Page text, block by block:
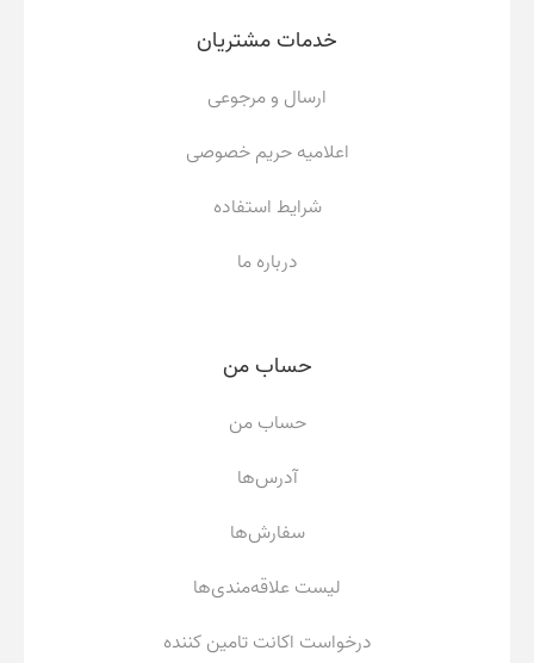
خدمات مشتریان
ارسال و مرجوعی
اعلامیه حریم خصوصی
شرایط استفاده
درباره ما
حساب من
حساب من
آدرس‌ها
سفارش‌ها
لیست علاقه‌مندی‌ها
درخواست اکانت تامین کننده